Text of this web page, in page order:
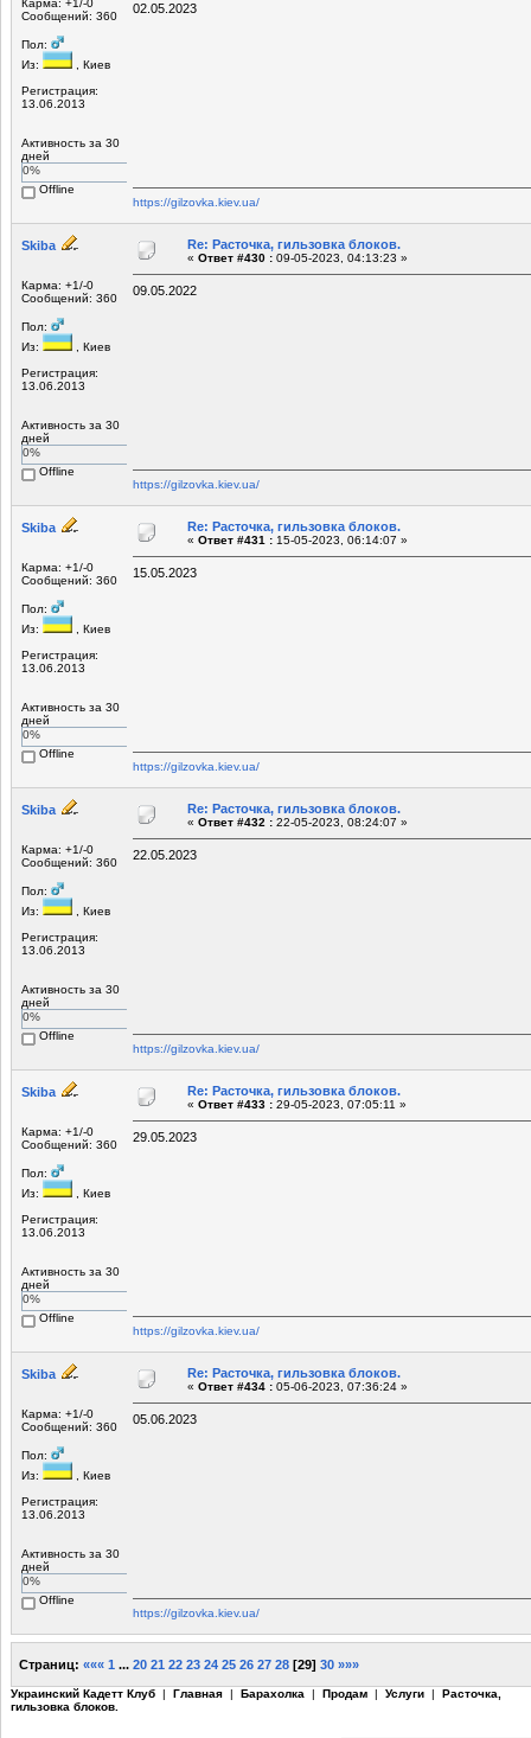
Карма: +1/-0
Сообщений: 360
Пол:
Из:
, Киев
Регистрация:
13.06.2013
Активность за 30
дней
0%
Offline
02.05.2023
https://gilzovka.kiev.ua/
Skiba
Карма: +1/-0
Сообщений: 360
Пол:
Из:
, Киев
Регистрация:
13.06.2013
Активность за 30
дней
0%
Offline
Re: Расточка, гильзовка блоков.
« Ответ #430 : 09-05-2023, 04:13:23 »
09.05.2022
https://gilzovka.kiev.ua/
Skiba
Карма: +1/-0
Сообщений: 360
Пол:
Из:
, Киев
Регистрация:
13.06.2013
Активность за 30
дней
0%
Offline
Re: Расточка, гильзовка блоков.
« Ответ #431 : 15-05-2023, 06:14:07 »
15.05.2023
https://gilzovka.kiev.ua/
Skiba
Карма: +1/-0
Сообщений: 360
Пол:
Из:
, Киев
Регистрация:
13.06.2013
Активность за 30
дней
0%
Offline
Re: Расточка, гильзовка блоков.
« Ответ #432 : 22-05-2023, 08:24:07 »
22.05.2023
https://gilzovka.kiev.ua/
Skiba
Карма: +1/-0
Сообщений: 360
Пол:
Из:
, Киев
Регистрация:
13.06.2013
Активность за 30
дней
0%
Offline
Re: Расточка, гильзовка блоков.
« Ответ #433 : 29-05-2023, 07:05:11 »
29.05.2023
https://gilzovka.kiev.ua/
Skiba
Карма: +1/-0
Сообщений: 360
Пол:
Из:
, Киев
Регистрация:
13.06.2013
Активность за 30
дней
0%
Offline
Re: Расточка, гильзовка блоков.
« Ответ #434 : 05-06-2023, 07:36:24 »
05.06.2023
https://gilzovka.kiev.ua/
Страниц: ««« 1 ... 20 21 22 23 24 25 26 27 28 [29] 30 »»»
Украинский Кадетт Клуб | Главная | Барахолка | Продам | Услуги | Расточка,
гильзовка блоков.